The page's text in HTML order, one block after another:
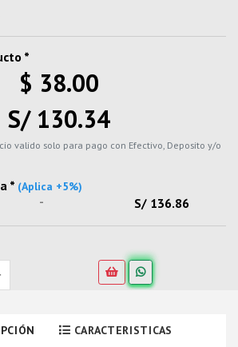
*
$ 38.00
S/ 130.34
valido solo para pago con Efectivo, Deposito y/o
* (Aplica +5%)
- S/ 136.86
CARACTERISTICAS